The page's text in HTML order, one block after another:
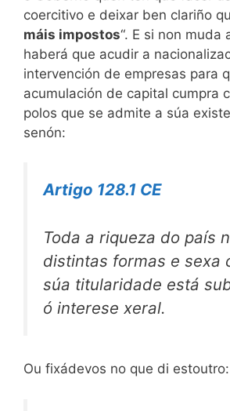
coercitivo e deixar ben clariño
máis impostos“. E si non muda
haberá que acudir a
intervención de empresas para
acumulación de capital cumpra
polos que se admite a súa
senón:
Artigo 128.1 CE
Toda a riqueza do país
distintas formas e sexa
súa titularidade está
ó interese xeral.
Ou fixádevos no que di estoutro: